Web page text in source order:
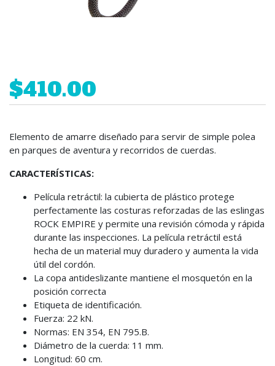
$410.00
Elemento de amarre diseñado para servir de simple polea
en parques de aventura y recorridos de cuerdas.
CARACTERÍSTICAS:
Película retráctil: la cubierta de plástico protege
perfectamente las costuras reforzadas de las eslingas
ROCK EMPIRE y permite una revisión cómoda y rápida
durante las inspecciones. La película retráctil está
hecha de un material muy duradero y aumenta la vida
útil del cordón.
La copa antideslizante mantiene el mosquetón en la
posición correcta
Etiqueta de identificación.
Fuerza: 22 kN.
Normas: EN 354, EN 795.B.
Diámetro de la cuerda: 11 mm.
Longitud: 60 cm.